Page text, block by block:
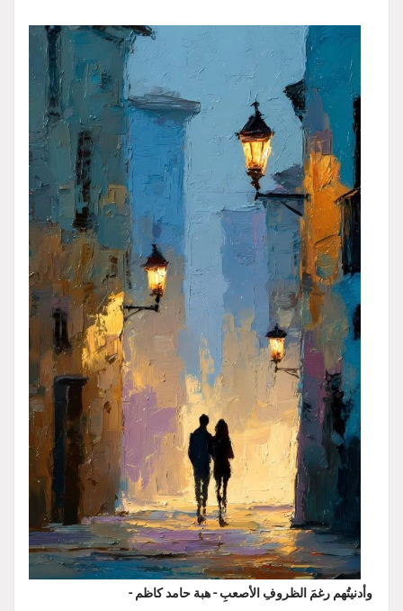
وأدنيتُهم رغمَ الظروفِ الأصعبِ - هبة حامد كاظم -